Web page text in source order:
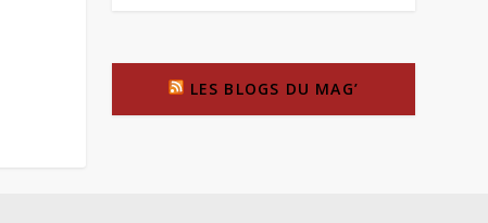
LES BLOGS DU MAG’